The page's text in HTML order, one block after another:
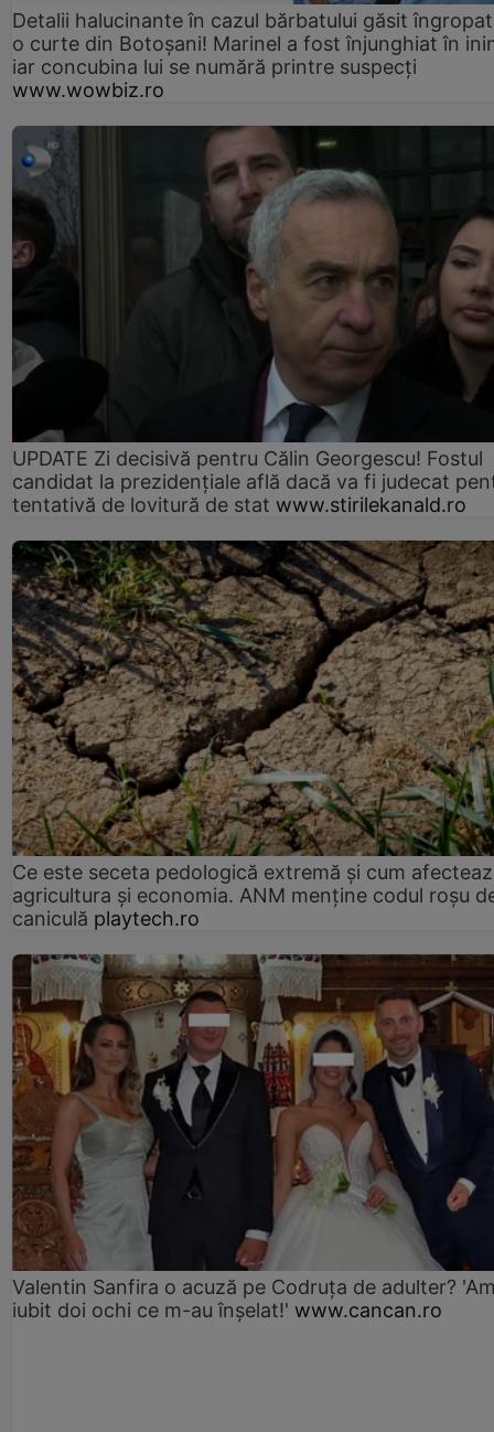
Detalii halucinante în cazul bărbatului găsit
o curte din Botoșani! Marinel a fost înjunghiat în
iar concubina lui se numără printre suspecți
www.wowbiz.ro
UPDATE Zi decisivă pentru Călin Georgescu! Fostul
candidat la prezidențiale află dacă va fi judecat
tentativă de lovitură de stat www.stirilekanald.ro
Ce este seceta pedologică extremă și cum
agricultura și economia. ANM menține codul roșu
caniculă playtech.ro
Valentin Sanfira o acuză pe Codruța de adulter?
iubit doi ochi ce m-au înșelat!' www.cancan.ro